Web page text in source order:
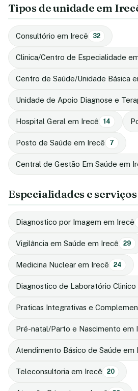
Tipos de unidade em
Consultório em Irecê 32
Clinica/Centro de Especialidade
Centro de Saúde/Unidade Básica
Unidade de Apoio Diagnose e
Hospital Geral em Irecê 14
Posto de Saúde em Irecê 7
Central de Gestão Em Saúde em
Especialidades e
Diagnostico por Imagem em Irecê
Vigilância em Saúde em Irecê 29
Medicina Nuclear em Irecê 24
Diagnostico de Laboratório Clinico
Praticas Integrativas e
Pré-natal/Parto e Nascimento em
Atendimento Básico de Saúde em
Teleconsultoria em Irecê 20